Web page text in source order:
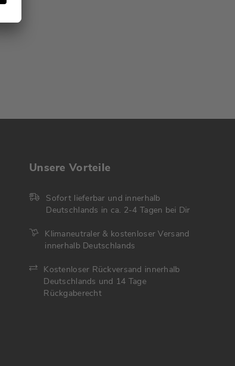
Unsere Vorteile
Sofort lieferbar und innerhalb
Deutschlands in ca. 2-4 Tagen bei Dir
Klimaneutraler & kostenloser Versand
innerhalb Deutschlands
Kostenloser Rückversand innerhalb
Deutschlands und 14 Tage
Rückgaberecht